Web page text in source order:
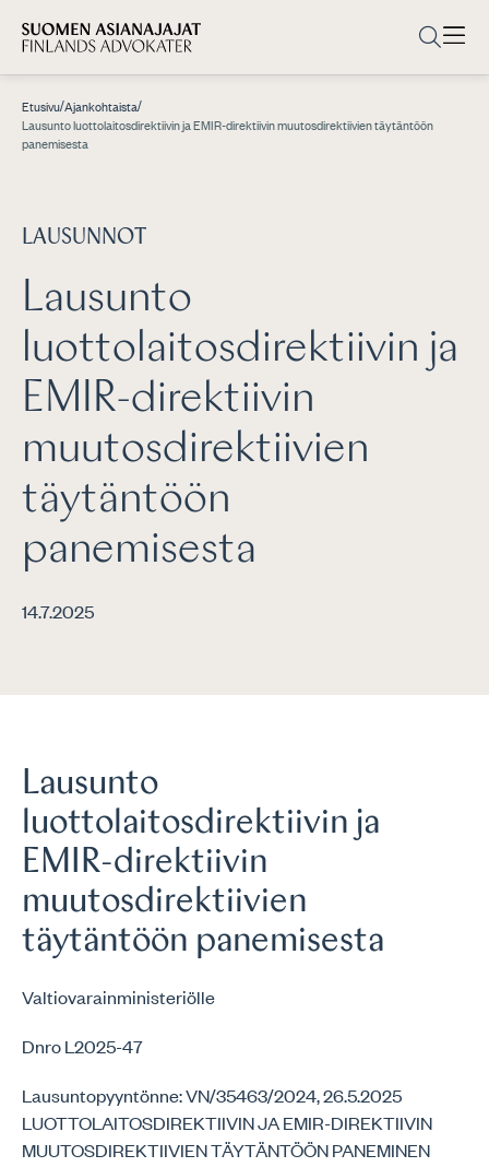
Etusivu/Ajankohtaista/
Lausunto luottolaitosdirektiivin ja EMIR-direktiivin muutosdirektiivien täytäntöön
panemisesta
LAUSUNNOT
Lausunto
luottolaitosdirektiivin ja
EMIR-direktiivin
muutosdirektiivien
täytäntöön
panemisesta
14.7.2025
Lausunto
luottolaitosdirektiivin ja
EMIR-direktiivin
muutosdirektiivien
täytäntöön panemisesta
Valtiovarainministeriölle
Dnro L2025-47
Lausuntopyyntönne: VN/35463/2024, 26.5.2025
LUOTTOLAITOSDIREKTIIVIN JA EMIR-DIREKTIIVIN
MUUTOSDIREKTIIVIEN TÄYTÄNTÖÖN PANEMINEN